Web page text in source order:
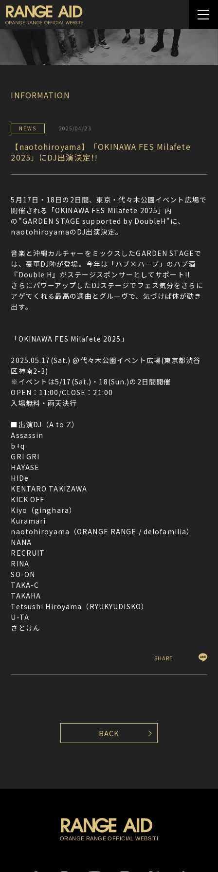
INFORMATION
NEWS 2025/04/23
【naotohiroyama】「OKINAWA FES Milafete
2025」にDJ出演決定!!
5月17日・18日の2日間、東京・代々木公園イベント広場で
開催される「OKINAWA FES Milafete 2025」内
の"GARDEN STAGE supported by DoubleH"に、
naotohiroyamaのDJ出演決定。
音楽と沖縄カルチャーをミックスしたGARDEN STAGEで
は、豪華DJ陣が登場。今年は「ハブ×ハーブ」のハブ酒
『Double H』がステージスポンサーとしてサポート!!
さらにパワーアップしたDJステージでフェス気分をさらに
アゲてくれる最高の選曲とグルーヴで、気づけば体が動き
出す。
「OKINAWA FES Milafete 2025」
2025.05.17(Sat.) @代々木公園イベント広場(東京都渋谷
区神南2-3)
※イベントは5/17(Sat.)・18(Sun.)の2日間開催
OPEN：11:00/CLOSE：21:00
入場無料・雨天決行
■出演DJ（A to Z）
Assassin
b+q
GRI GRI
HAYASE
HIDe
KENTARO TAKIZAWA
KICK OFF
Kiyo（ginghara）
Kuramari
naotohiroyama（ORANGE RANGE / delofamilia）
NANA
RECRUIT
RINA
SO-ON
TAKA-C
TAKAHA
Tetsushi Hiroyama（RYUKYUDISKO）
U-TA
さとけん
SHARE
BACK